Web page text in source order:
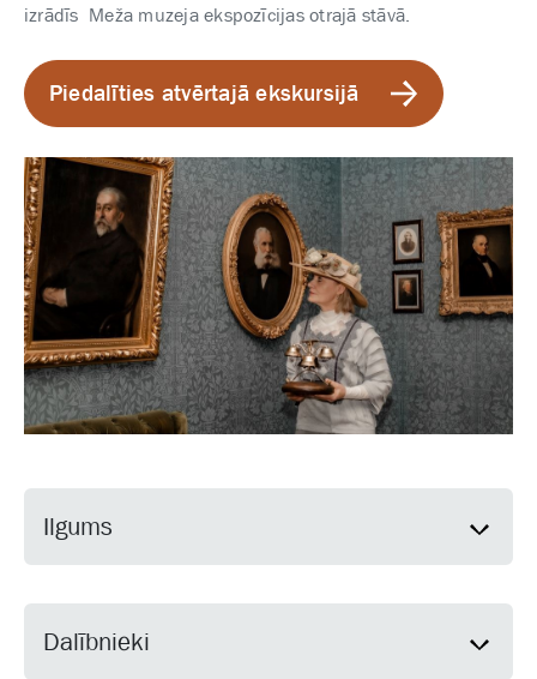
izrādīs Meža muzeja ekspozīcijas otrajā stāvā.
Piedalīties atvērtajā ekskursijā
Ilgums
Dalībnieki